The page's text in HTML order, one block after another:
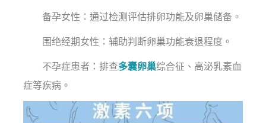
备孕女性：通过检测评估排卵功能及卵巢储备。
围绝经期女性：辅助判断卵巢功能衰退程度。
不孕症患者：排查多囊卵巢综合征、高泌乳素血
症等疾病。